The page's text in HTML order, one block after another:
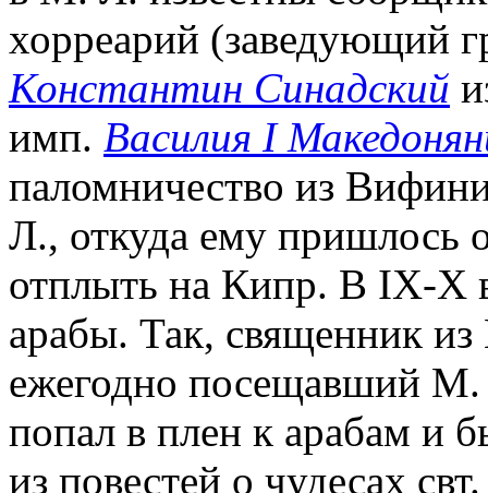
хорреарий (заведующий
Константин Синадский
имп. Василия I
паломничество из
Л., откуда ему пришлось
отплыть на Кипр. В IX-X
арабы. Так, священник
ежегодно посещавший М.
попал в плен к арабам и
из повестей о чудесах